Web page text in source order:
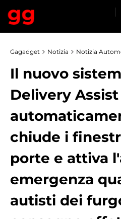
Gagadget Notizia Notizia
Il nuovo
Delivery
chiude i
porte e attiva
emergenza
autisti dei